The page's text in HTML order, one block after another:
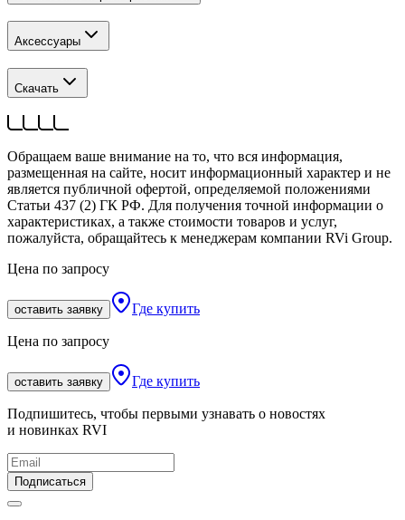
Аксессуары
Скачать
Обращаем ваше внимание на то, что вся информация,
размещенная на сайте, носит информационный характер и не
является публичной офертой, определяемой положениями
Статьи 437 (2) ГК РФ. Для получения точной информации о
характеристиках, а также стоимости товаров и услуг,
пожалуйста, обращайтесь к менеджерам компании RVi Group.
Цена по запросу
оставить заявку Где купить
Цена по запросу
оставить заявку Где купить
Подпишитесь, чтобы первыми узнавать о новостях
и новинках RVI
Подписаться